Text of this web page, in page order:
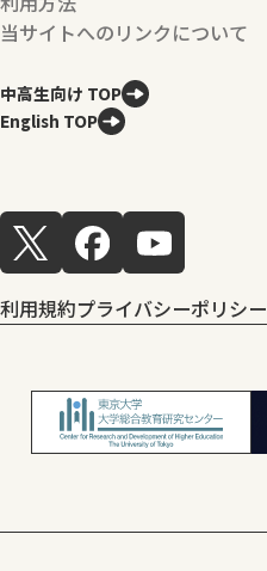
当サイトへのリンクについて
中高生向け TOP
English TOP
利用規約プライバシーポリシー